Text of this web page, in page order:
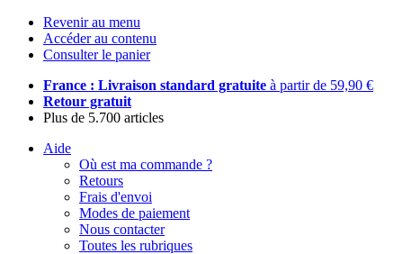
Revenir au menu
Accéder au contenu
Consulter le panier
France : Livraison standard gratuite à partir de 59,90 €
Retour gratuit
Plus de 5.700 articles
Aide
Où est ma commande ?
Retours
Frais d'envoi
Modes de paiement
Nous contacter
Toutes les rubriques